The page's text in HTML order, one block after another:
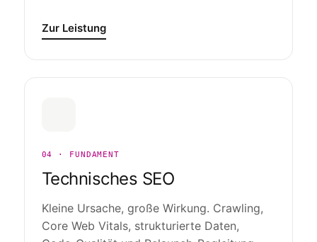
Zur Leistung
04 · FUNDAMENT
Technisches SEO
Kleine Ursache, große Wirkung. Crawling,
Core Web Vitals, strukturierte Daten,